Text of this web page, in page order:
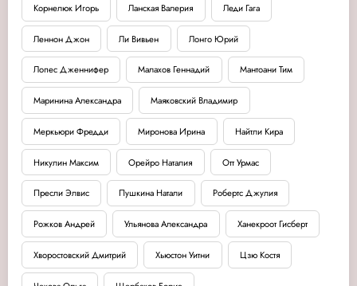
Корнелюк Игорь Ланская Валерия Леди Гага
Леннон Джон Ли Вивьен Лонго Юрий
Лопес Дженнифер Малахов Геннадий Мантоани Тим
Маринина Александра Маяковский Владимир
Меркьюри Фредди Миронова Ирина Найтли Кира
Никулин Максим Орейро Наталия Отт Урмас
Пресли Элвис Пушкина Натали Робертс Джулия
Рожков Андрей Ульянова Александра Ханекроот Гисберт
Хворостовский Дмитрий Хьюстон Уитни Цзю Костя